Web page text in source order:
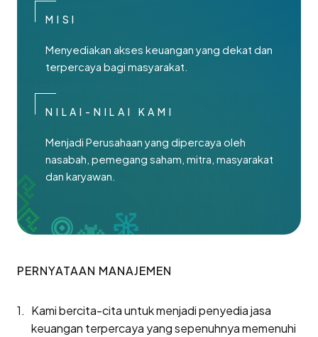
MISI
Menyediakan akses keuangan yang dekat dan
terpercaya bagi masyarakat.
NILAI-NILAI KAMI
Menjadi Perusahaan yang dipercaya oleh
nasabah, pemegang saham, mitra, masyarakat
dan karyawan.
PERNYATAAN MANAJEMEN
Kami bercita-cita untuk menjadi penyedia jasa
keuangan terpercaya yang sepenuhnya memenuhi